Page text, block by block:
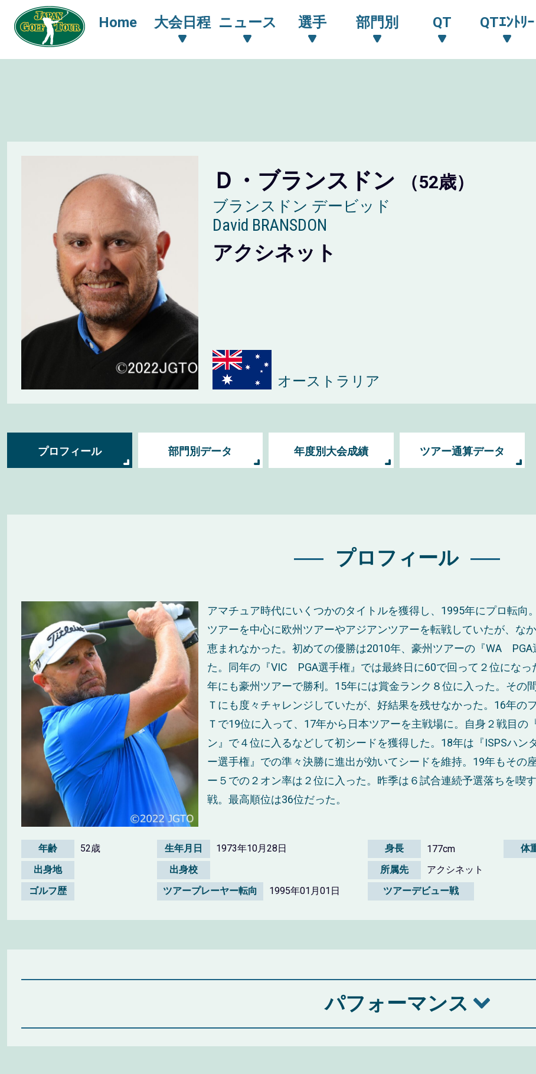
Home 大会日程 ニュース 選手 部門別 QT QTｴﾝﾄﾘｰ
Ｄ・ブランスドン （52歳）
ブランスドン デービッド
David BRANSDON
アクシネット
オーストラリア
プロフィール 部門別データ 年度別大会成績 ツアー通算データ
プロフィール
アマチュア時代にいくつかのタイトルを獲得し、1995年にプロ転向
ツアーを中心に欧州ツアーやアジアンツアーを転戦していたが、な
恵まれなかった。初めての優勝は2010年、豪州ツアーの『WA PGA
た。同年の『VIC PGA選手権』では最終日に60で回って２位になっ
年にも豪州ツアーで勝利。15年には賞金ランク８位に入った。その
Ｔにも度々チャレンジしていたが、好結果を残せなかった。16年の
Ｔで19位に入って、17年から日本ツアーを主戦場に。自身２戦目の
ン』で４位に入るなどして初シードを獲得した。18年は『ISPSハン
ー選手権』での準々決勝に進出が効いてシードを維持。19年もその
ー５での２オン率は２位に入った。昨季は６試合連続予選落ちを喫
戦。最高順位は36位だった。
年齢 52歳 生年月日 1973年10月28日 身長 177cm 体
出身地
出身校 所属先
アクシネット
ゴルフ歴
ツアープレーヤー転向 1995年01月01日 ツアーデビュー戦
パフォーマンス